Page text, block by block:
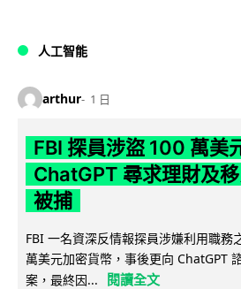
人工智能
arthur 1 日
FBI 探員涉盜 100 萬
ChatGPT 尋求理財及
被捕
FBI 一名資深反情報探員涉嫌利用職務
萬美元加密貨幣，事後更向 ChatGPT
案，最終因...
閱讀全文